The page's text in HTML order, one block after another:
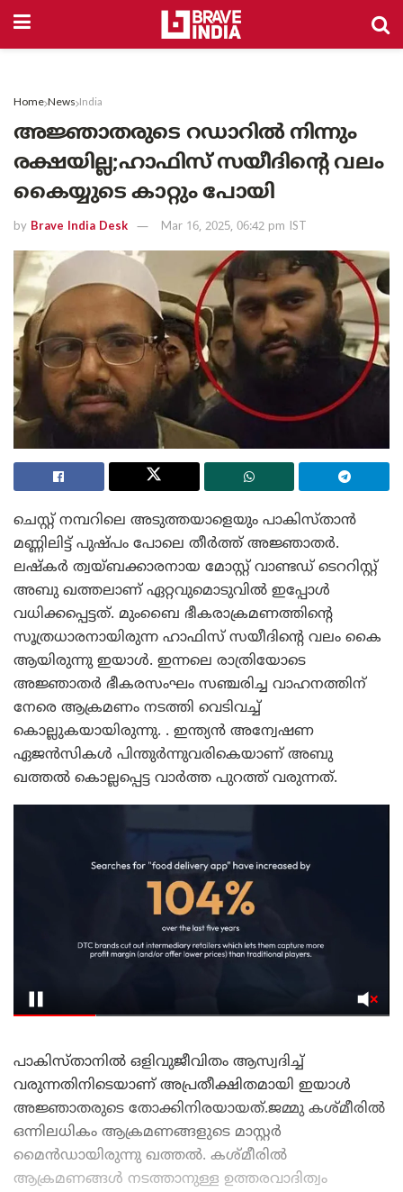
Home News India
അജ്ഞാതരുടെ റഡാറിൽ നിന്നും
രക്ഷയില്ല;ഹാഫിസ് സയീദിൻ്റെ വലം
കെെയ്യുടെ കാറ്റും പോയി
by Brave India Desk Mar 16, 2025, 06:42 pm IST
ചെസ്റ്റ് നമ്പറിലെ അടുത്തയാളെയും പാകിസ്താൻ
മണ്ണിലിട്ട് പുഷ്പം പോലെ തീർത്ത് അജ്ഞാതർ.
ലഷ്‌കർ ത്വയ്ബക്കാരനായ മോസ്റ്റ് വാണ്ടഡ് ടെററിസ്റ്റ്
അബു ഖത്തലാണ് ഏറ്റവുമൊടുവിൽ ഇപ്പോൾ
വധിക്കപ്പെട്ടത്. മുംബൈ ഭീകരാക്രമണത്തിന്റെ
സൂത്രധാരനായിരുന്ന ഹാഫിസ് സയീദിന്റെ വലം കൈ
ആയിരുന്നു ഇയാൾ. ഇന്നലെ രാത്രിയോടെ
അജ്ഞാതർ ഭീകരസംഘം സഞ്ചരിച്ച വാഹനത്തിന്
നേരെ ആക്രമണം നടത്തി വെടിവച്ച്
കൊല്ലുകയായിരുന്നു. . ഇന്ത്യൻ അന്വേഷണ
ഏജൻസികൾ പിന്തുർന്നുവരികെയാണ് അബു
ഖത്തൽ കൊല്ലപ്പെട്ട വാർത്ത പുറത്ത് വരുന്നത്.
പാകിസ്താനിൽ ഒളിവുജീവിതം ആസ്വദിച്ച്
വരുന്നതിനിടെയാണ് അപ്രതീക്ഷിതമായി ഇയാൾ
അജ്ഞാതരുടെ തോക്കിനിരയായത്.ജമ്മു കശ്മീരിൽ
ഒന്നിലധികം ആക്രമണങ്ങളുടെ മാസ്റ്റർ
മൈൻഡായിരുന്നു ഖത്തൽ. കശ്മീരിൽ
ആക്രമണങ്ങൾ നടത്താനുള്ള ഉത്തരവാദിത്വം